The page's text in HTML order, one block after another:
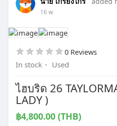
16 w
0 Reviews
In stock · Used
ไฮบริด 26
LADY )
฿4,800.00 (THB)